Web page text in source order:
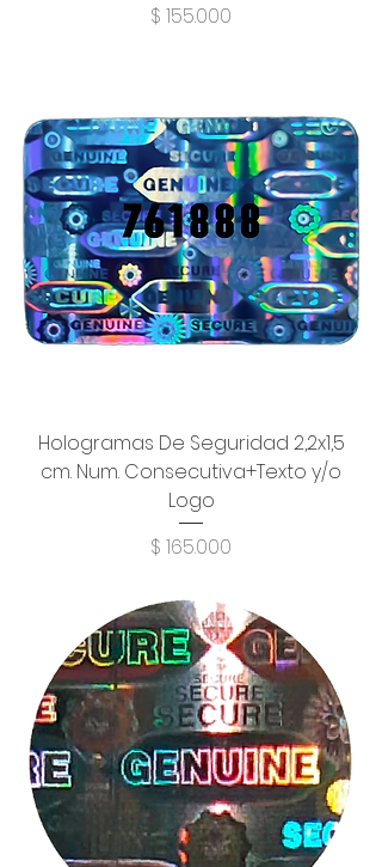
Precio
$ 155.000
Hologramas De Seguridad 2,2x1,5
cm. Num. Consecutiva+Texto y/o
Logo
Precio
$ 165.000